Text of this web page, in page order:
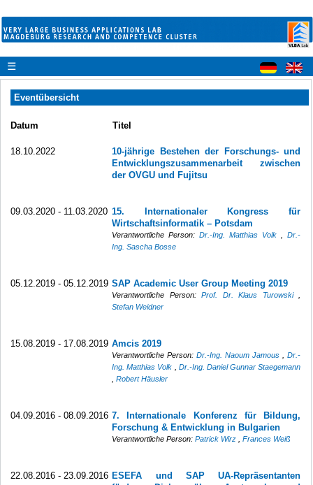
☰
Eventübersicht
Datum Titel
18.10.2022
10-jährige Bestehen der Forschungs- und
Entwicklungszusammenarbeit zwischen
der OVGU und Fujitsu
09.03.2020 - 11.03.2020 15. Internationaler Kongress für
Wirtschaftsinformatik – Potsdam
Verantwortliche Person:Dr.-Ing. Matthias Volk ,Dr.-
Ing. Sascha Bosse
05.12.2019 - 05.12.2019 SAP Academic User Group Meeting 2019
Verantwortliche Person:Prof. Dr. Klaus Turowski
Stefan Weidner
15.08.2019 - 17.08.2019 Amcis 2019
Verantwortliche Person:Dr.-Ing. Naoum Jamous ,Dr.-
Ing. Matthias Volk
Dr.-Ing. Daniel Gunnar Staegemann
,Robert Häusler
04.09.2016 - 08.09.2016 7. Internationale Konferenz für Bildung,
Forschung & Entwicklung in Bulgarien
Verantwortliche Person:Patrick Wirz ,Frances Weiß
22.08.2016 - 23.09.2016 ESEFA und SAP UA-Repräsentanten